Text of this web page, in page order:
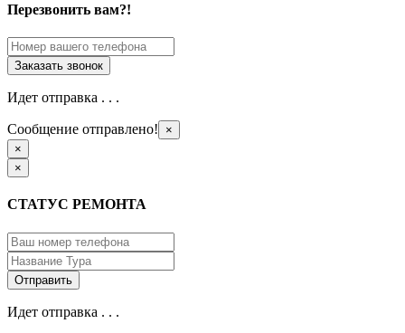
Перезвонить вам?!
Идет отправка . . .
Сообщение отправлено!
×
×
×
СТАТУС РЕМОНТА
Идет отправка . . .